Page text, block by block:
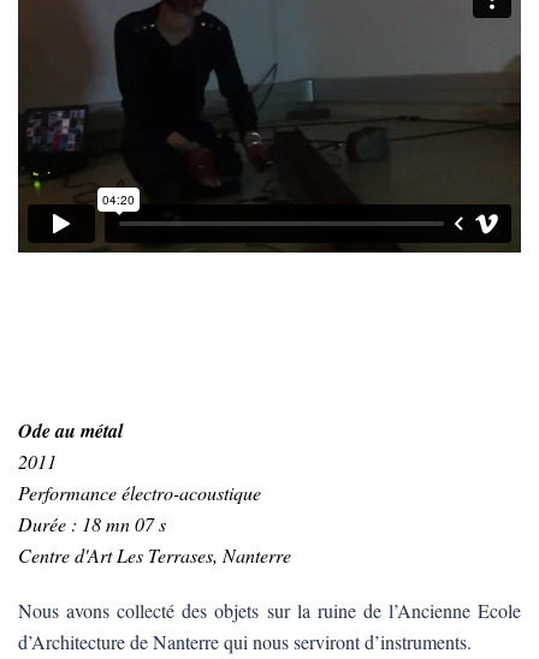
Ode au métal
2011
Performance électro-acoustique
Durée : 18 mn 07 s
Centre d'Art Les Terrases, Nanterre
Nous avons collecté des objets sur la ruine de l’Ancienne Ecole
d’Architecture de Nanterre qui nous serviront d’instruments.